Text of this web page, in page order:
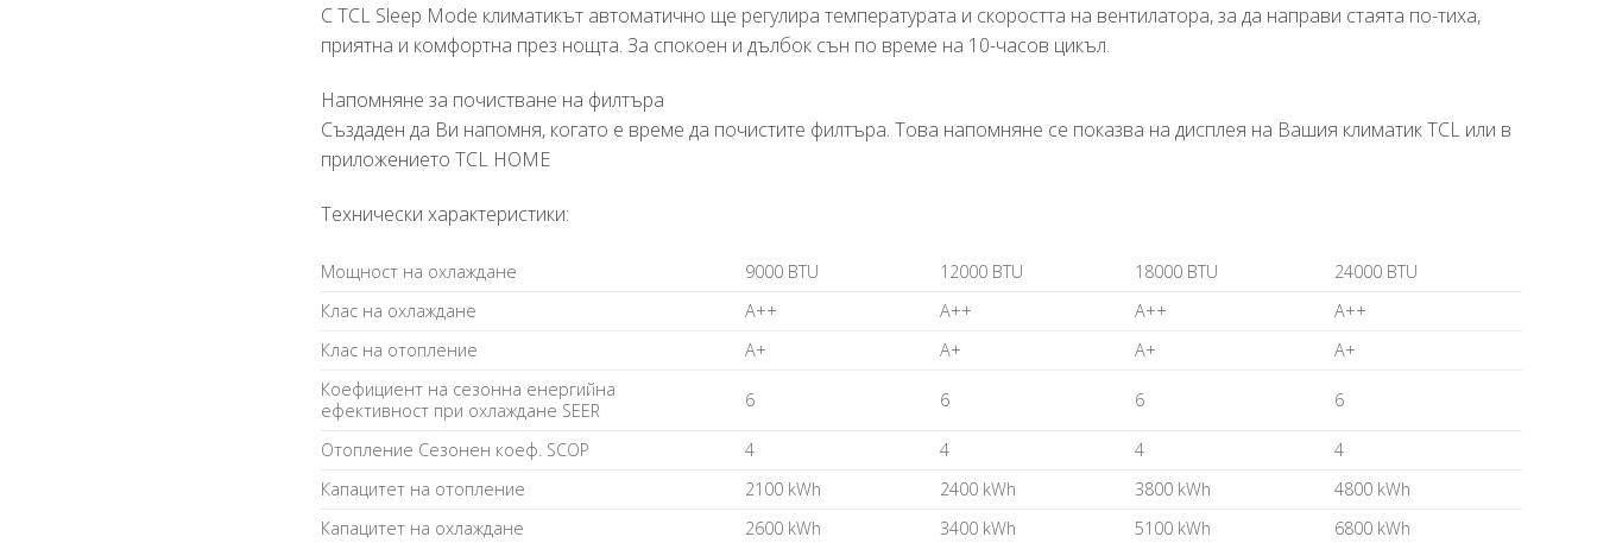
С TCL Sleep Mode климатикът автоматично ще регулира температурата и скоростта на вентилатора, за да направи стаята по-тиха,
приятна и комфортна през нощта. За спокоен и дълбок сън по време на 10-часов цикъл.
Напомняне за почистване на филтъра
Създаден да Ви напомня, когато е време да почистите филтъра. Това напомняне се показва на дисплея на Вашия климатик TCL или в
приложението TCL HOME
Технически характеристики:
Мощност на охлаждане 9000 BTU 12000 BTU 18000 BTU
24000 BTU
Клас на охлаждане
А++ А++ А++
А++
Клас на отопление
А+ А+ А+
А+
Коефициент на сезонна енергийна
ефективност при охлаждане SEER
6 6 6 6
Отопление Сезонен коеф. SCOP 4 4 4
4
Капацитет на отопление
2100 kWh 2400 kWh 3800 kWh
4800 kWh
Капацитет на охлаждане
2600 kWh 3400 kWh 5100 kWh
6800 kWh